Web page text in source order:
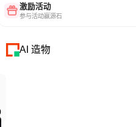
激励活动
参与活动赢源石
AI 造物